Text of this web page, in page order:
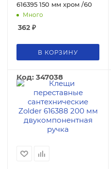
616395 150 мм хром /60
Много
362 ₽
В КОРЗИНУ
Код: 347038